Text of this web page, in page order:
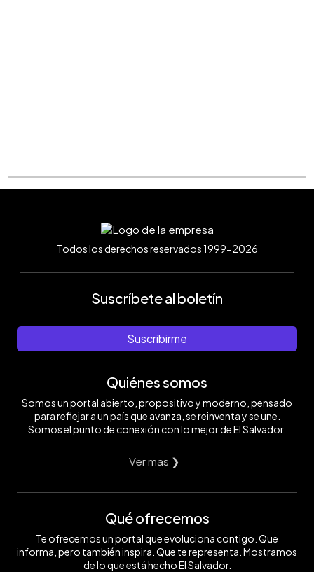
Todos los derechos reservados 1999-2026
Suscríbete al boletín
Suscribirme
Quiénes somos
Somos un portal abierto, propositivo y moderno, pensado
para reflejar a un país que avanza, se reinventa y se une.
Somos el punto de conexión con lo mejor de El Salvador.
Ver mas ❯
Qué ofrecemos
Te ofrecemos un portal que evoluciona contigo. Que
informa, pero también inspira. Que te representa. Mostramos
de lo que está hecho El Salvador.